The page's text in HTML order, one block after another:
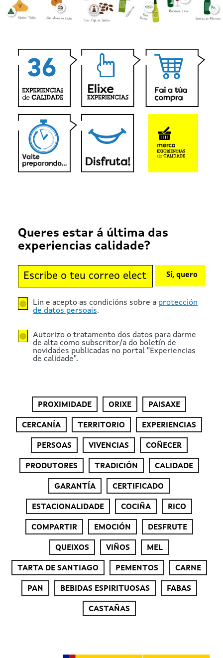
Queres estar á última das
experiencias calidade?
Lin e acepto as condicións sobre a protección
de datos persoais.
Autorizo o tratamento dos datos para darme
de alta como subscritor/a do boletín de
novidades publicadas no portal "Experiencias
de calidade".
Sí, quero
PROXIMIDADE ORIXE PAISAXE
CERCANÍA TERRITORIO EXPERIENCIAS
PERSOAS VIVENCIAS COÑECER
PRODUTORES TRADICIÓN CALIDADE
GARANTÍA CERTIFICADO
ESTACIONALIDADE COCIÑA RICO
COMPARTIR EMOCIÓN DESFRUTE
QUEIXOS VIÑOS MEL
TARTA DE SANTIAGO PEMENTOS CARNE
PAN BEBIDAS ESPIRITUOSAS FABAS
CASTAÑAS